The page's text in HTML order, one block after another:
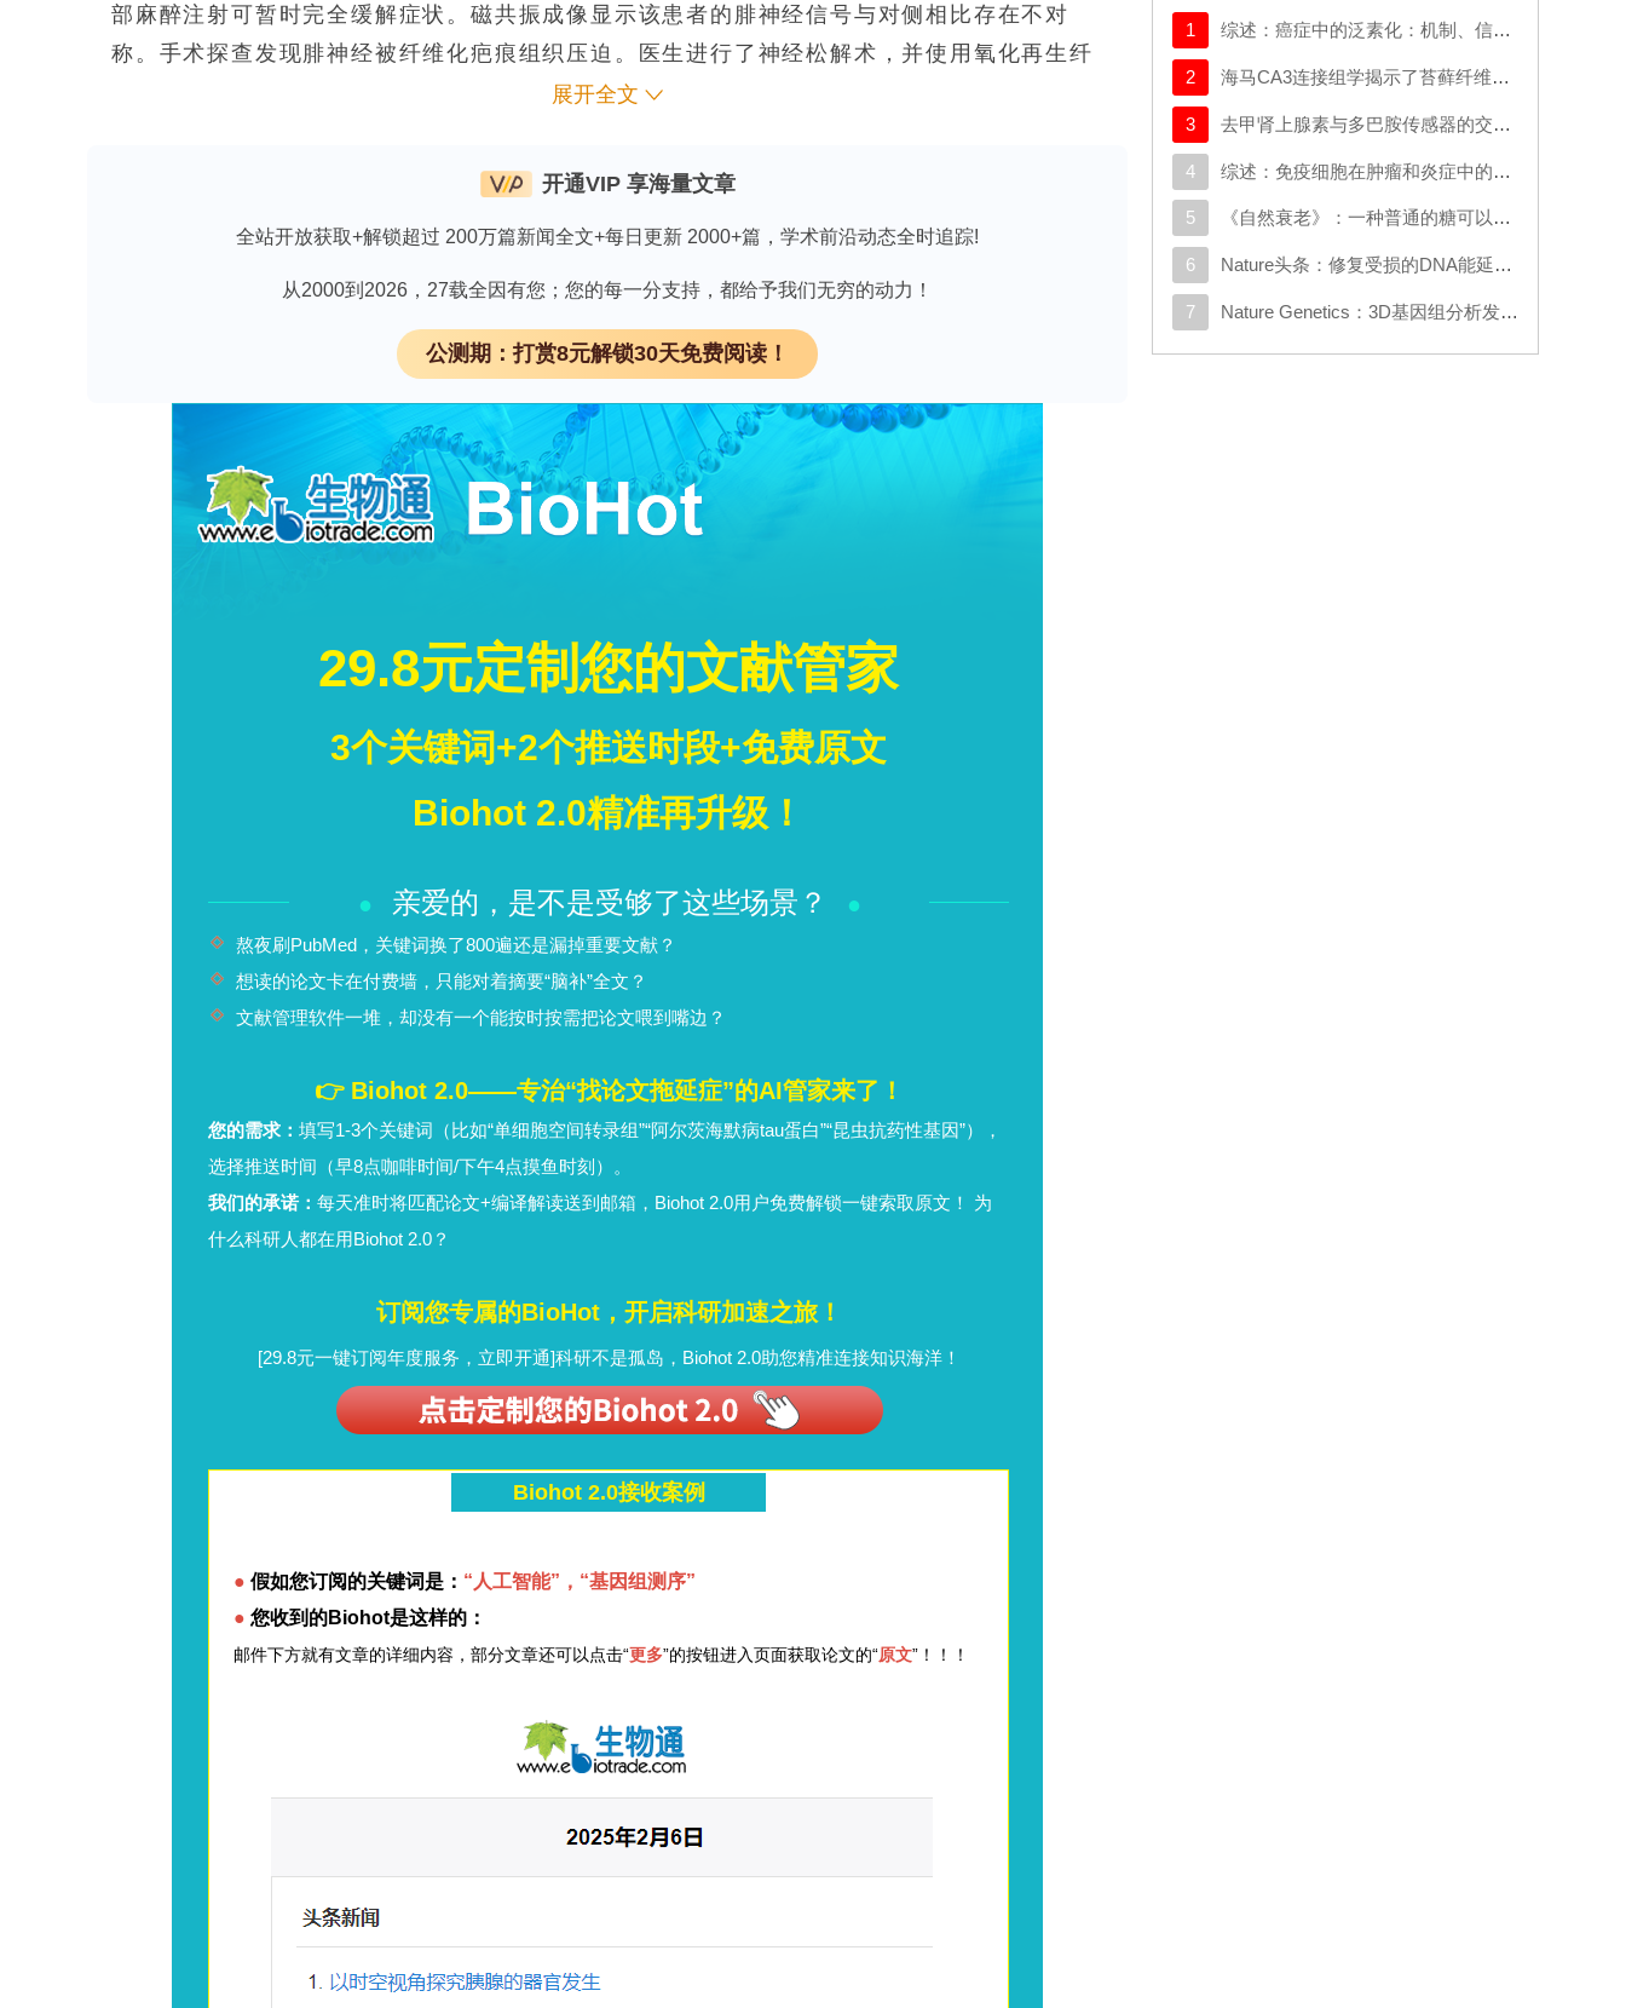
部麻醉注射可暂时完全缓解症状。磁共振成像显示该患者的腓神经信号与对侧相比存在不对
称。手术探查发现腓神经被纤维化疤痕组织压迫。医生进行了神经松解术，并使用氧化再生纤
维素作为辅助抗粘连材料。症状逐渐缓解，3个月后完全恢复，24个月随访时未出现复发。
该病例强调了术后腓神经受压是外侧脚后跟手术后的罕见并发症。其诊断主要依靠临床评估，
辅以影像学检查和诊断性注射。尽管在神经松解术中使用了氧化再生纤维素，但它对临床结果
的贡献仍不确定，需要进一步研究以明确其在周围神经手术中的作用。
ELISpot检测试剂盒新品上线中，立即索取技术资料>>
腓神经损伤是足踝手术后的罕见并发症，包括因哈格伦德畸形而进行的手术。术后腓神经受压
的情况报道较少，且诊断可能较为困难。
一名56岁女性在因哈格伦德畸形接受开放式外侧脚后跟手术后12个月，出现持续的外侧踝部疼
痛和感觉异常。临床检查发现手术疤痕的远端存在触发点，同时Tinel征呈阳性。通过诊断性局
称。手术探查发现腓神经被纤维化疤痕组织压迫。医生进行了神经松解术，并使用氧化再生纤
维素作为辅助抗粘连材料。症状逐渐缓解，3个月后完全恢复，24个月随访时未出现复发。
该病例强调了术后腓神经受压是外侧脚后跟手术后的罕见并发症。其诊断主要依靠临床评估，
辅以影像学检查和诊断性注射。尽管在神经松解术中使用了氧化再生纤维素，但它对临床结果
的贡献仍不确定，需要进一步研究以明确其在周围神经手术中的作用。
打赏
展开全文
开通VIP 享海量文章
全站开放获取+解锁超过 200万篇新闻全文+每日更新 2000+篇，学术前沿动态全时追踪!
从2000到2026，27载全因有您；您的每一分支持，都给予我们无穷的动力！
公测期：打赏8元解锁30天免费阅读！
1 综述：癌症中的泛素化：机制、信号网络及潜在的治疗机会
2 海马CA3连接组学揭示了苔藓纤维输入梯度及对锥体细胞的选择性前馈抑制
3 去甲肾上腺素与多巴胺传感器的交叉反应取决于局部神经支配密度
4 综述：免疫细胞在肿瘤和炎症中的迁移：分子机制与治疗靶点
5 《自然衰老》：一种普通的糖可以帮助癌细胞挣脱并扩散
6 Nature头条：修复受损的DNA能延长寿命吗？
7 Nature Genetics：3D基因组分析发现与克罗恩病相关的新基因